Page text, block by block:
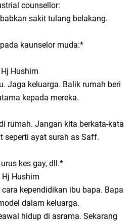
counsellor:
sakit tulang belakang.
kaunselor muda:*
Hj Hushim
Jaga keluarga. Balik rumah beri
kepada mereka.
rumah. Jangan kita berkata-kata
seperti ayat surah as Saff.
kes gay, dll.*
Hj Hushim
kependidikan ibu bapa. Bapa
dalam keluarga.
hidup di asrama. Sekarang